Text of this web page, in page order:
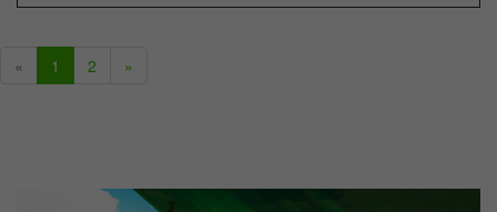
« 1 2 »